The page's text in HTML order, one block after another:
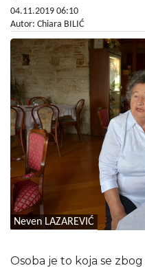
04.11.2019 06:10
Autor: Chiara BILIĆ
Neven LAZAREVIĆ
Osoba je to koja se